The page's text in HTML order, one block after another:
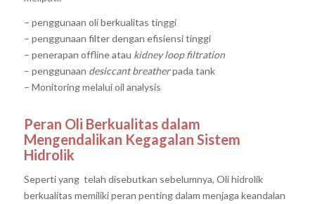
– penggunaan oli berkualitas tinggi
– penggunaan filter dengan efisiensi tinggi
– penerapan offline atau kidney loop filtration
– penggunaan desiccant breatherpada tank
– Monitoring melalui oil analysis
Peran Oli Berkualitas dalam
Mengendalikan Kegagalan Sistem
Hidrolik
Seperti yang telah disebutkan sebelumnya, Oli hidrolik
berkualitas memiliki peran penting dalam menjaga keandalan